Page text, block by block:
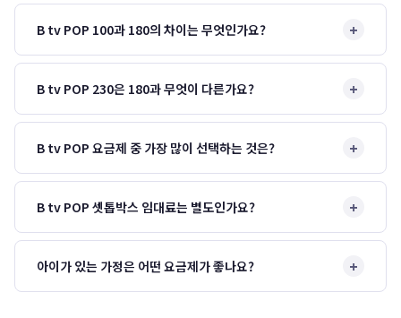
B tv POP 100과 180의 차이는 무엇인가요? +
B tv POP 230은 180과 무엇이 다른가요? +
B tv POP 요금제 중 가장 많이 선택하는 것은? +
B tv POP 셋톱박스 임대료는 별도인가요? +
아이가 있는 가정은 어떤 요금제가 좋나요? +